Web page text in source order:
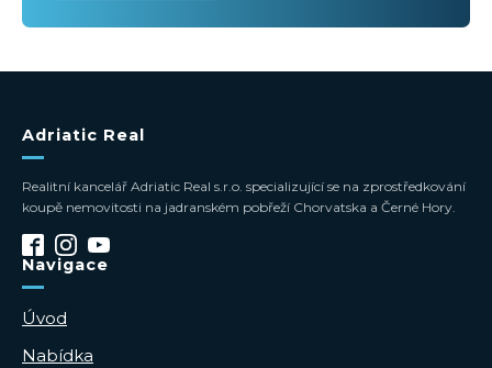
Adriatic Real
Realitní kancelář Adriatic Real s.r.o. specializující se na zprostředkování
koupě nemovitosti na jadranském pobřeží Chorvatska a Černé Hory.
Navigace
Úvod
Nabídka